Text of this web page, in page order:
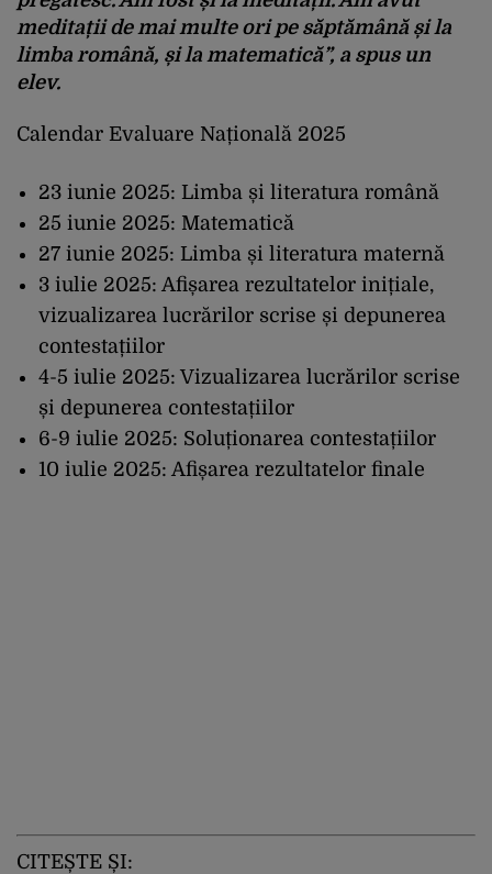
meditații de mai multe ori pe săptămână și la
limba română, și la matematică”, a spus un
elev.
Calendar Evaluare Națională 2025
23 iunie 2025: Limba și literatura română
25 iunie 2025: Matematică
27 iunie 2025: Limba și literatura maternă
3 iulie 2025: Afișarea rezultatelor inițiale,
vizualizarea lucrărilor scrise și depunerea
contestațiilor
4-5 iulie 2025: Vizualizarea lucrărilor scrise
și depunerea contestațiilor
6-9 iulie 2025: Soluționarea contestațiilor
10 iulie 2025: Afișarea rezultatelor finale
CITEȘTE ȘI: